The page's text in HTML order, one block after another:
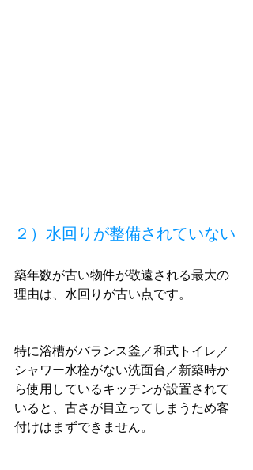
２）水回りが整備されていない
築年数が古い物件が敬遠される最大の
理由は、水回りが古い点です。
特に浴槽がバランス釜／和式トイレ／
シャワー水栓がない洗面台／新築時か
ら使用しているキッチンが設置されて
いると、古さが目立ってしまうため客
付けはまずできません。